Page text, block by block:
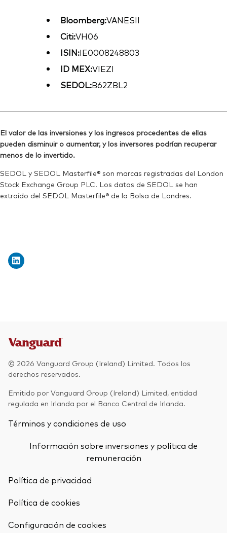
Bloomberg:VANESII
Citi:VH06
ISIN:IE0008248803
ID MEX:VIEZI
SEDOL:B62ZBL2
El valor de las inversiones y los ingresos procedentes de ellas
pueden disminuir o aumentar, y los inversores podrían recuperar
menos de lo invertido.
SEDOL y SEDOL Masterfile® son marcas registradas del London
Stock Exchange Group PLC. Los datos de SEDOL se han
extraído del SEDOL Masterfile® de la Bolsa de Londres.
© 2026 Vanguard Group (Ireland) Limited. Todos los
derechos reservados.
Emitido por Vanguard Group (Ireland) Limited, entidad
regulada en Irlanda por el Banco Central de Irlanda.
Términos y condiciones de uso
Información sobre inversiones y política de
remuneración
Política de privacidad
Política de cookies
Configuración de cookies